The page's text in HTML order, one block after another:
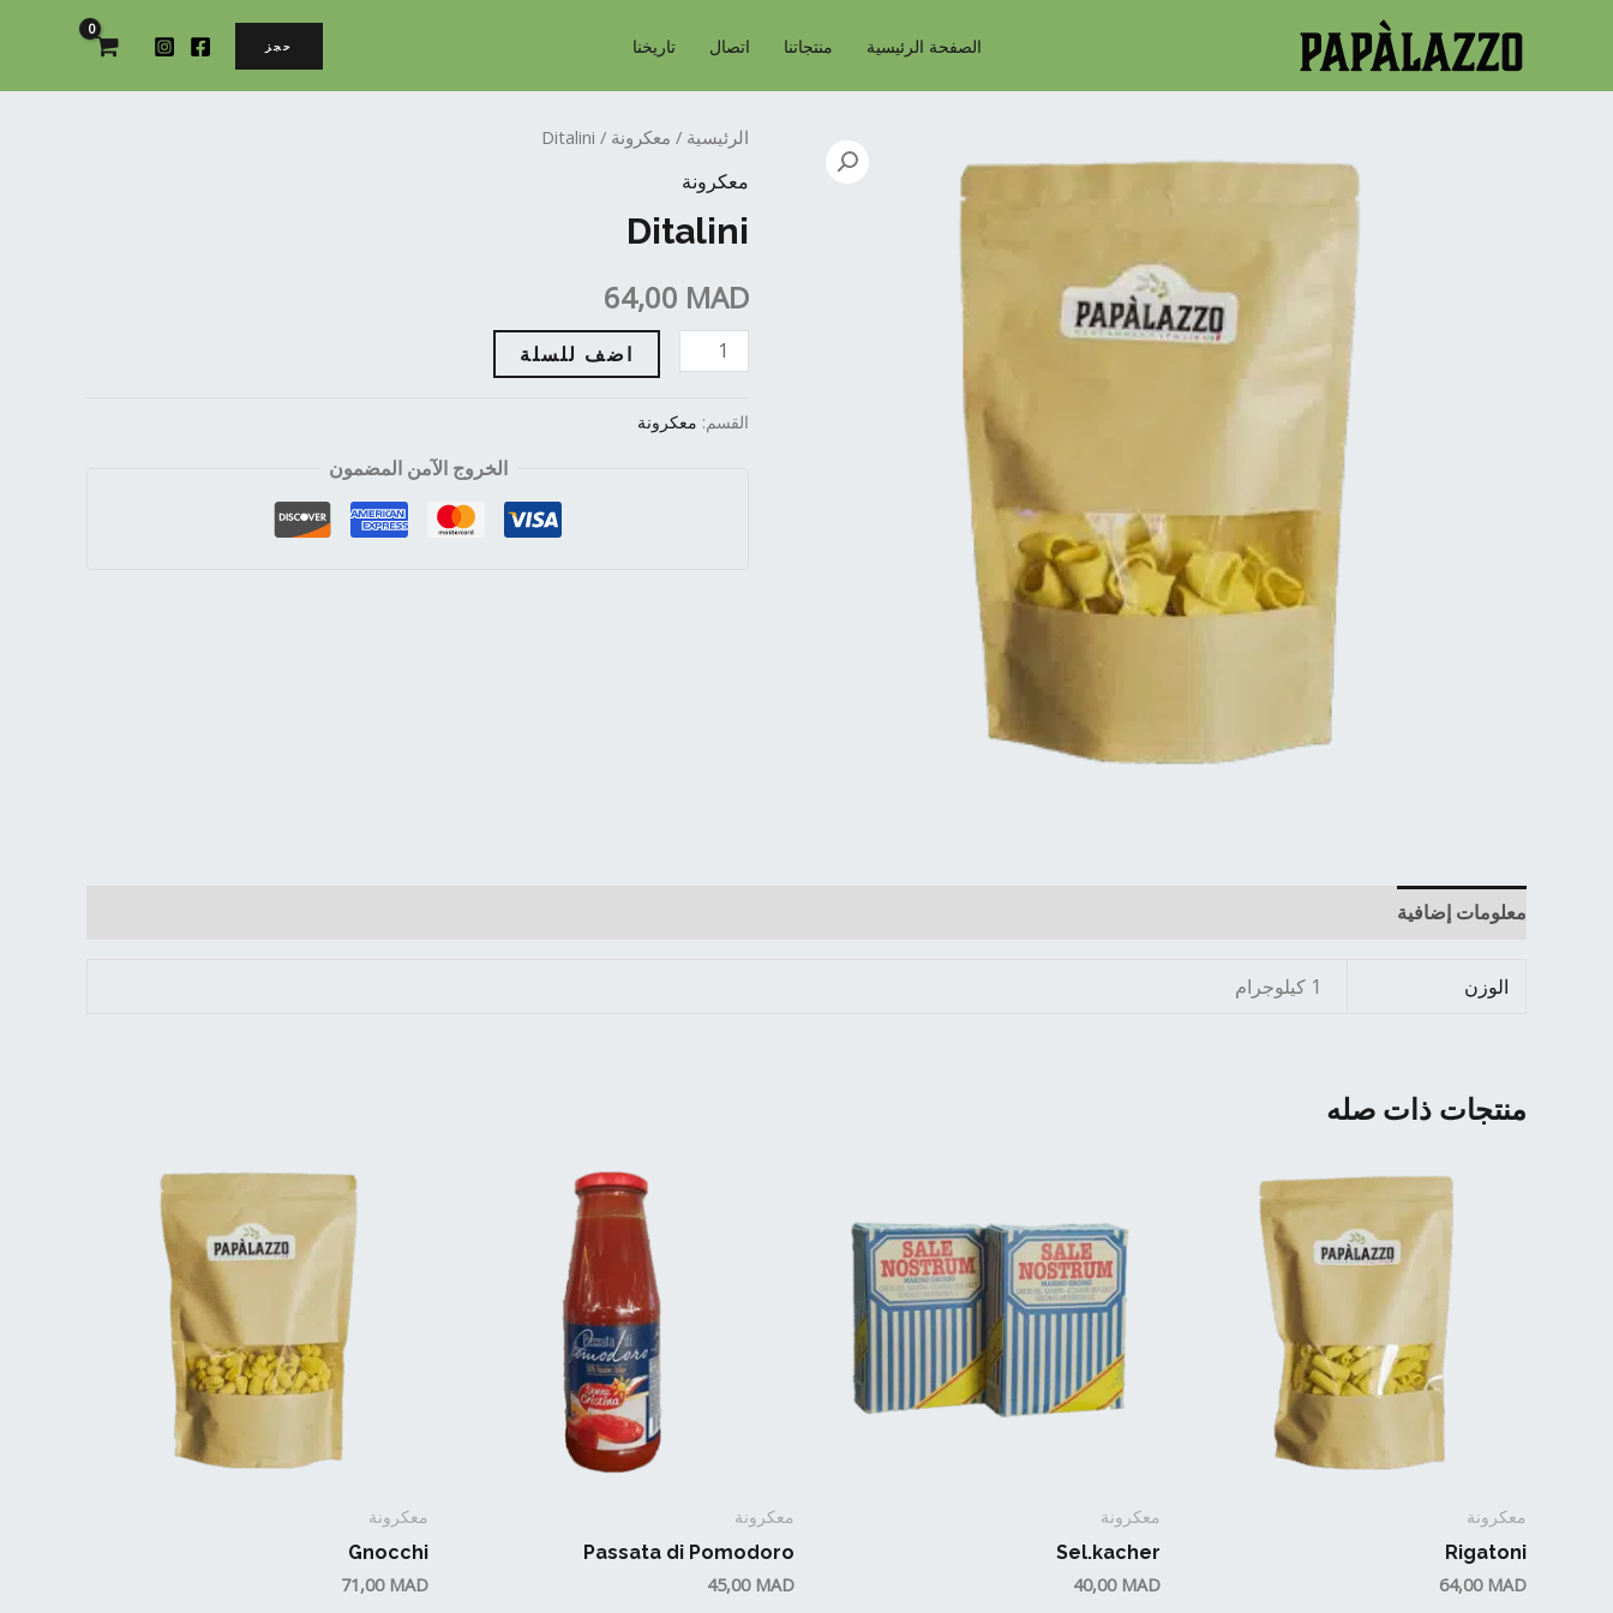
content
الصفحة الرئيسية منتجاتنا اتصال تاريخنا حجز
Ditalini
Bypapalazzo
/يوليوز 14, 2023
الرئيسية / معكرونة / Ditalini
معكرونة
Ditalini
64,00 MAD
Ditalini
quantity
اضف للسلة
القسم: معكرونة
الخروج الآمن المضمون
معلومات إضافية
الوزن 1 كيلوجرام
منتجات ذات صله
معكرونة
Rigatoni
64,00 MAD
معكرونة
Sel.kacher
40,00 MAD
معكرونة
Passata di Pomodoro
45,00 MAD
معكرونة
Gnocchi
71,00 MAD